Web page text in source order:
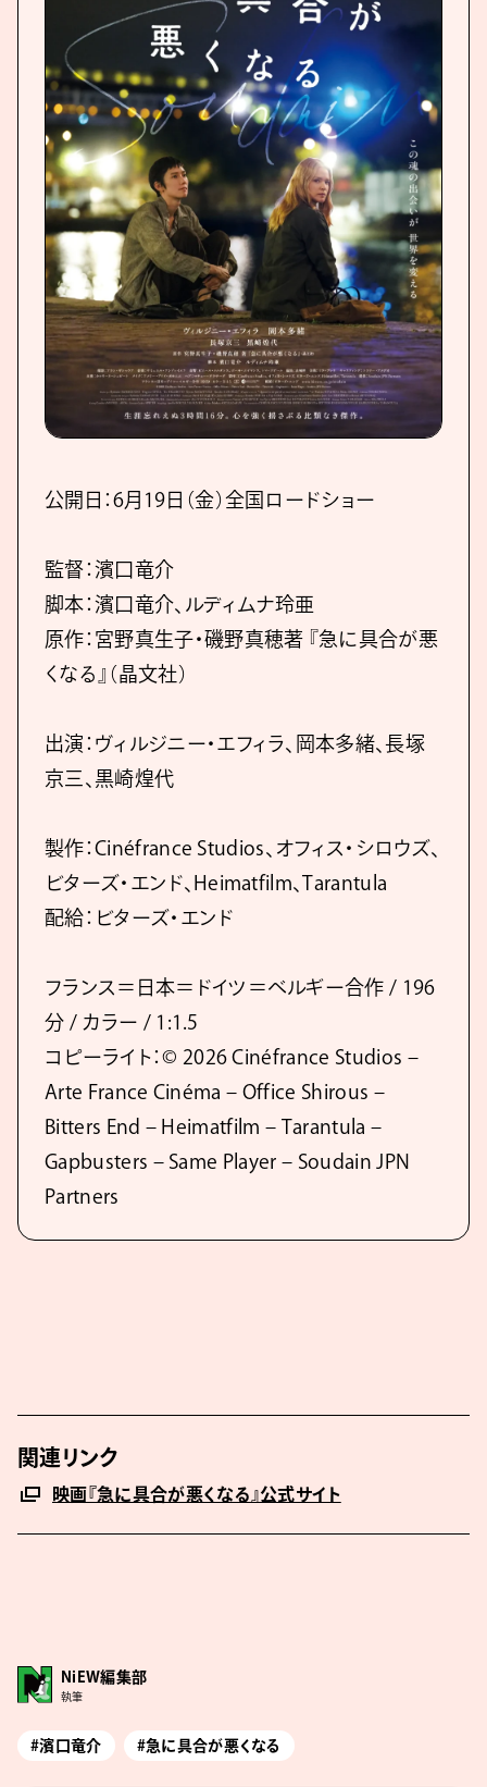
公開日：6月19日（金）全国ロードショー
監督：濱口竜介
脚本：濱口竜介、ルディムナ玲亜
原作：宮野真生子・磯野真穂著 『急に具合が悪
くなる』（晶文社）
出演：ヴィルジニー・エフィラ、岡本多緒、長塚
京三、黒崎煌代
製作：Cinéfrance Studios、オフィス・シロウズ、
ビターズ・エンド、Heimatfilm、Tarantula
配給：ビターズ・エンド
フランス＝日本＝ドイツ＝ベルギー合作 / 196
分 / カラー / 1:1.5
コピーライト：© 2026 Cinéfrance Studios –
Arte France Cinéma – Office Shirous –
Bitters End – Heimatfilm – Tarantula –
Gapbusters – Same Player – Soudain JPN
Partners
関連リンク
映画『急に具合が悪くなる』公式サイト
NiEW編集部
執筆
#濱口竜介 #急に具合が悪くなる